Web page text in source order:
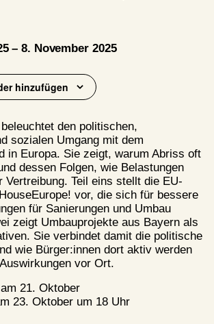
– 8. November 2025
hinzufügen
den politischen,
sozialen Umgang mit dem
in Europa. Sie zeigt, warum Abriss oft
dessen Folgen, wie Belastungen
Vertreibung. Teil eins stellt die EU-
vor, die sich für bessere
für Sanierungen und Umbau
zeigt Umbauprojekte aus Bayern als
Sie verbindet damit die politische
wie Bürger:innen dort aktiv werden
vor Ort.
21. Oktober
23. Oktober um 18 Uhr